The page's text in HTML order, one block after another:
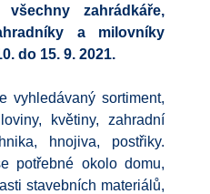
zahrádkáře,
a milovníky
do 15. 9. 2021.
vyhledávaný sortiment,
květiny, zahradní
hnojiva, postřiky.
potřebné okolo domu,
stavebních materiálů,